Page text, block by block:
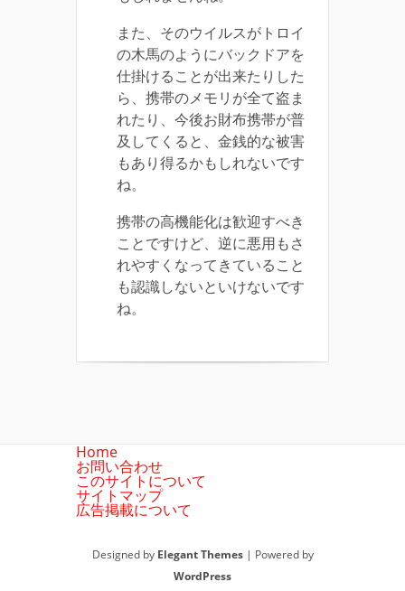
また、そのウイルスがトロイ
の木馬のようにバックドアを
仕掛けることが出来たりした
ら、携帯のメモリが全て盗ま
れたり、今後お財布携帯が普
及してくると、金銭的な被害
もあり得るかもしれないです
ね。
携帯の高機能化は歓迎すべき
ことですけど、逆に悪用もさ
れやすくなってきていること
も認識しないといけないです
ね。
Home
お問い合わせ
このサイトについて
サイトマップ
広告掲載について
Designed by Elegant Themes| Powered by
WordPress